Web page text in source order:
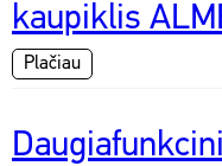
kaupiklis
Plačiau